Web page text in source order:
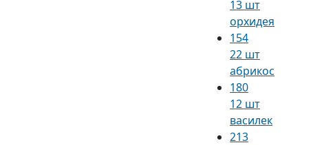
13 шт
орхидея
154
22 шт
абрикос
180
12 шт
василек
213